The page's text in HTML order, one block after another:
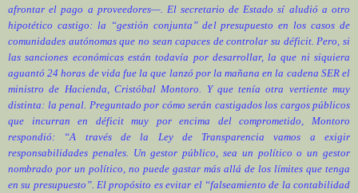
afrontar el pago a proveedores—. El secretario de Estado sí aludió a otro
hipotético castigo: la “gestión conjunta” del presupuesto en los casos de
comunidades autónomas que no sean capaces de controlar su déficit. Pero, si
las sanciones económicas están todavía por desarrollar, la que ni siquiera
aguantó 24 horas de vida fue la que lanzó por la mañana en la cadena SER el
ministro de Hacienda, Cristóbal Montoro. Y que tenía otra vertiente muy
distinta: la penal. Preguntado por cómo serán castigados los cargos públicos
que incurran en déficit muy por encima del comprometido, Montoro
respondió: “A través de la Ley de Transparencia vamos a exigir
responsabilidades penales. Un gestor público, sea un político o un gestor
nombrado por un político, no puede gastar más allá de los límites que tenga
en su presupuesto”. El propósito es evitar el “falseamiento de la contabilidad